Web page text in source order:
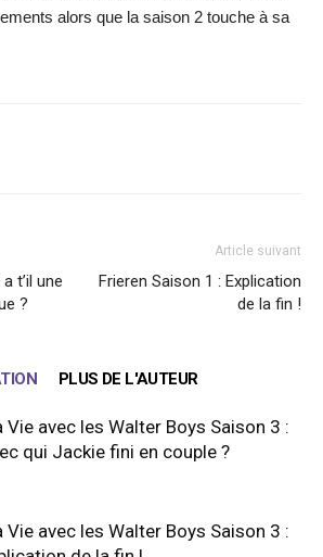
alors que la saison 2 touche à sa
t’il une
?
Article suivant
Frieren Saison 1 : Explication
de la fin !
PLUS DE L'AUTEUR
Vie avec les Walter Boys Saison 3 :
qui Jackie fini en couple ?
Vie avec les Walter Boys Saison 3 :